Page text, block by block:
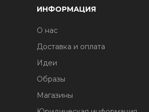
ИНФОРМАЦИЯ
О нас
Доставка и оплата
Идеи
Образы
Магазины